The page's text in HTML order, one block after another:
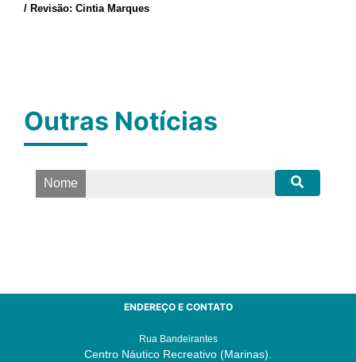
/ Revisão: Cintia Marques
Outras Notícias
Nome
ENDEREÇO E CONTATO
Rua Bandeirantes
Centro Náutico Recreativo (Marinas).